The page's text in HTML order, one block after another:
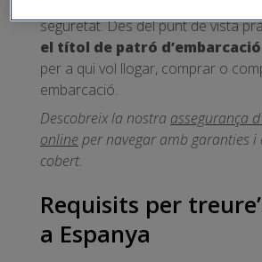
seguretat. Des del punt de vista
el títol de patró d’embarcació
per a qui vol llogar, comprar o
embarcació.
Descobreix la nostra assegurança
onlineper navegar amb garanties i
cobert.
Requisits per
a Espanya